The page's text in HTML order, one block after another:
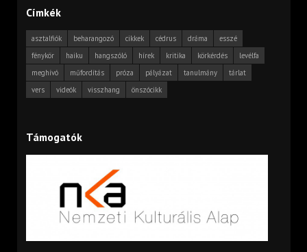
Címkék
asztalfiók beharangozó cikkek cédrus dráma
esszé
fénykör
haiku hangszóló hírek kritika körkérdés
levélfa
meghívó
műfordítás próza pályázat tanulmány
tárlat
vers
videók visszhang önszócikk
Támogatók